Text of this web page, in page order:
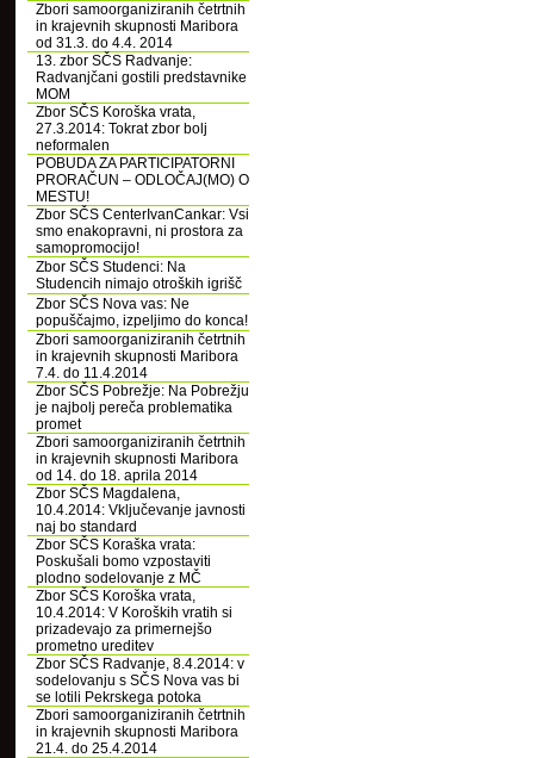
Zbori samoorganiziranih četrtnih
in krajevnih skupnosti Maribora
od 31.3. do 4.4. 2014
13. zbor SČS Radvanje:
Radvanjčani gostili predstavnike
MOM
Zbor SČS Koroška vrata,
27.3.2014: Tokrat zbor bolj
neformalen
POBUDA ZA PARTICIPATORNI
PRORAČUN – ODLOČAJ(MO) O
MESTU!
Zbor SČS CenterIvanCankar: Vsi
smo enakopravni, ni prostora za
samopromocijo!
Zbor SČS Studenci: Na
Studencih nimajo otroških igrišč
Zbor SČS Nova vas: Ne
popuščajmo, izpeljimo do konca!
Zbori samoorganiziranih četrtnih
in krajevnih skupnosti Maribora
7.4. do 11.4.2014
Zbor SČS Pobrežje: Na Pobrežju
je najbolj pereča problematika
promet
Zbori samoorganiziranih četrtnih
in krajevnih skupnosti Maribora
od 14. do 18. aprila 2014
Zbor SČS Magdalena,
10.4.2014: Vključevanje javnosti
naj bo standard
Zbor SČS Koraška vrata:
Poskušali bomo vzpostaviti
plodno sodelovanje z MČ
Zbor SČS Koroška vrata,
10.4.2014: V Koroških vratih si
prizadevajo za primernejšo
prometno ureditev
Zbor SČS Radvanje, 8.4.2014: v
sodelovanju s SČS Nova vas bi
se lotili Pekrskega potoka
Zbori samoorganiziranih četrtnih
in krajevnih skupnosti Maribora
21.4. do 25.4.2014